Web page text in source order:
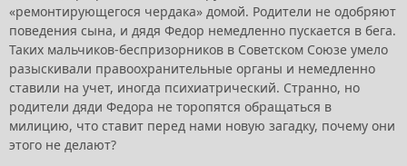
«ремонтирующегося чердака» домой. Родители не одобряют
поведения сына, и дядя Федор немедленно пускается в бега.
Таких мальчиков-беспризорников в Советском Союзе умело
разыскивали правоохранительные органы и немедленно
ставили на учет, иногда психиатрический. Странно, но
родители дяди Федора не торопятся обращаться в
милицию, что ставит перед нами новую загадку, почему они
этого не делают?